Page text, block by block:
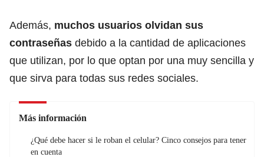
Además, muchos usuarios olvidan sus
contraseñas debido a la cantidad de aplicaciones
que utilizan, por lo que optan por una muy sencilla y
que sirva para todas sus redes sociales.
Más información
¿Qué debe hacer si le roban el celular? Cinco consejos para tener
en cuenta